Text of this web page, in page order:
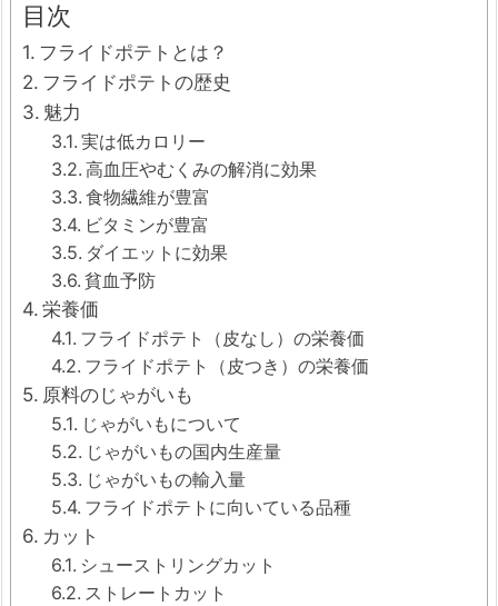
目次
フライドポテトとは？
フライドポテトの歴史
魅力
実は低カロリー
高血圧やむくみの解消に効果
食物繊維が豊富
ビタミンが豊富
ダイエットに効果
貧血予防
栄養価
フライドポテト（皮なし）の栄養価
フライドポテト（皮つき）の栄養価
原料のじゃがいも
じゃがいもについて
じゃがいもの国内生産量
じゃがいもの輸入量
フライドポテトに向いている品種
カット
シューストリングカット
ストレートカット